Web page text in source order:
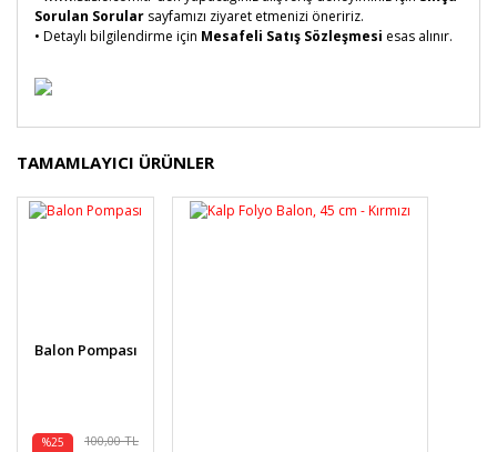
Sorulan Sorular sayfamızı ziyaret etmenizi öneririz.
• Detaylı bilgilendirme için Mesafeli Satış Sözleşmesi esas alınır.
Bu ürünün fiyat bilgisi, resim, ürün açıklamalarında ve
diğer konularda yetersiz gördüğünüz noktaları öneri
formunu kullanarak tarafımıza iletebilirsiniz.
Görüş ve önerileriniz için teşekkür ederiz.
Ürün fiyatı diğer sitelerden daha pahalı.
TAMAMLAYICI ÜRÜNLER
Balon Pompası
%25
100,00 TL